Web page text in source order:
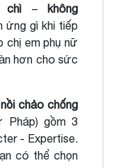
chì –
không
ứng gì khi tiếp
chị em phụ nữ
hơn cho sức
nồi chảo chống
Pháp) gồm 3
- Expertise.
có thể chọn